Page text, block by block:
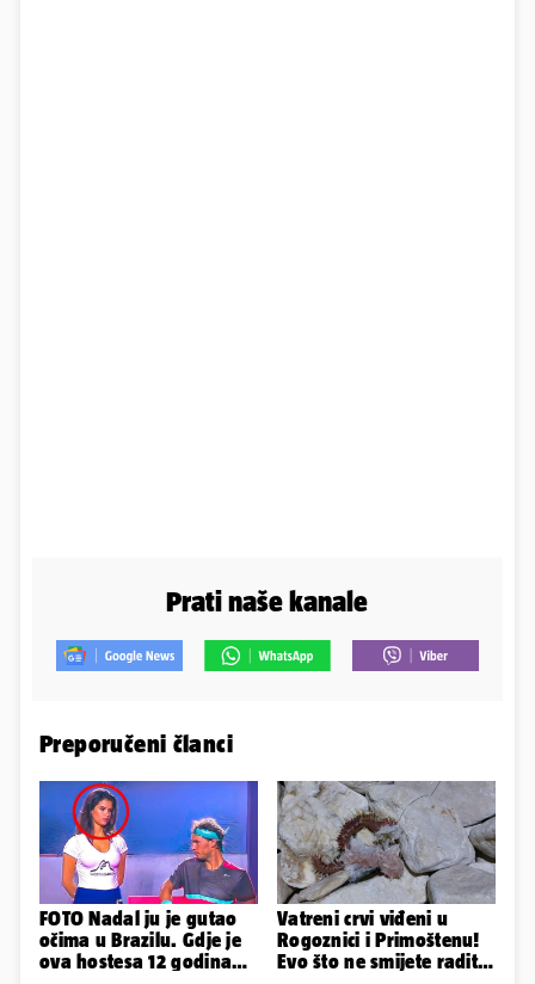
Prati naše kanale
Preporučeni članci
FOTO Nadal ju je gutao
očima u Brazilu. Gdje je
ova hostesa 12 godina
Vatreni crvi viđeni u
Rogoznici i Primoštenu!
Evo što ne smijete raditi